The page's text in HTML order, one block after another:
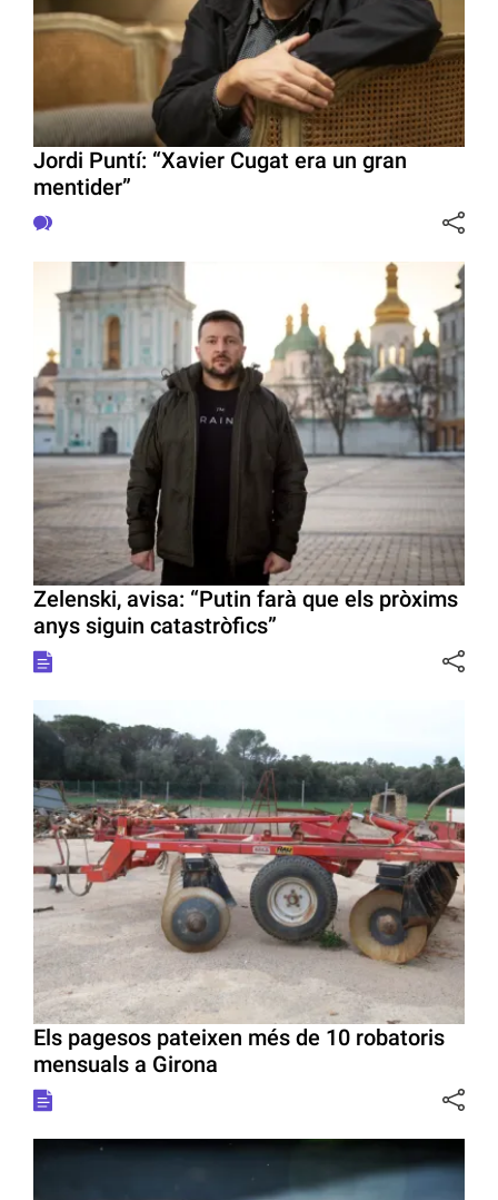
Jordi Puntí: “Xavier Cugat era un gran
mentider”
Zelenski, avisa: “Putin farà que els pròxims
anys siguin catastròfics”
Els pagesos pateixen més de 10 robatoris
mensuals a Girona